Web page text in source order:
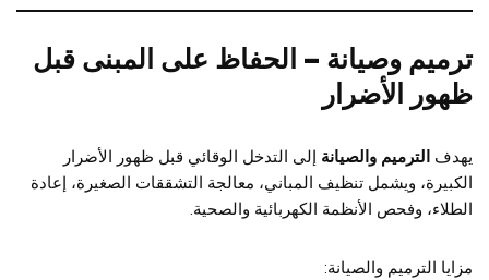
ترميم وصيانة – الحفاظ على المبنى قبل
ظهور الأضرار
يهدف الترميم والصيانة إلى التدخل الوقائي قبل ظهور الأضرار
الكبيرة، ويشمل تنظيف المباني، معالجة التشققات الصغيرة، إعادة
الطلاء، وفحص الأنظمة الكهربائية والصحية.
مزايا الترميم والصيانة: